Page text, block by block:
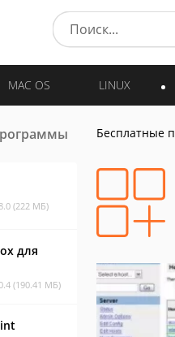
MAC OS LINUX
(222 МБ)
для
(190.41 МБ)
Бесплатные